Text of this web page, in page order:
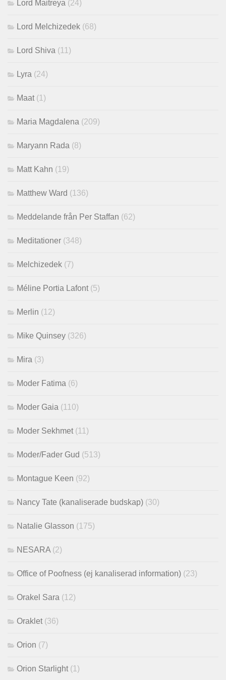
Lord Maitreya (24)
Lord Melchizedek (68)
Lord Shiva (11)
Lyra (24)
Maat (1)
Maria Magdalena (209)
Maryann Rada (8)
Matt Kahn (19)
Matthew Ward (136)
Meddelande från Per Staffan (62)
Meditationer (348)
Melchizedek (7)
Méline Portia Lafont (5)
Merlin (12)
Mike Quinsey (326)
Mira (3)
Moder Fatima (6)
Moder Gaia (110)
Moder Sekhmet (11)
Moder/Fader Gud (513)
Montague Keen (92)
Nancy Tate (kanaliserade budskap) (30)
Natalie Glasson (175)
NESARA (2)
Office of Poofness (ej kanaliserad information) (23)
Orakel Sara (12)
Oraklet (36)
Orion (7)
Orion Starlight (1)